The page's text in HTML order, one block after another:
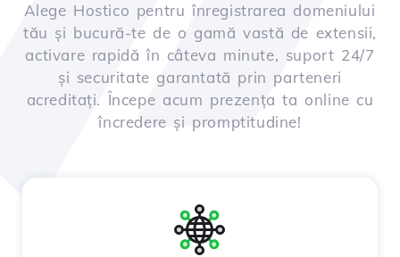
Alege Hostico pentru înregistrarea domeniului
tău și bucură-te de o gamă vastă de extensii,
activare rapidă în câteva minute, suport 24/7
și securitate garantată prin parteneri
acreditați. Începe acum prezența ta online cu
încredere și promptitudine!